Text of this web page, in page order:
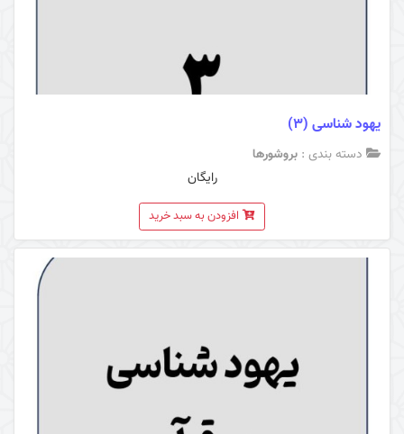
یهود شناسی (3)
دسته بندی : بروشورها
رایگان
افزودن به سبد خرید